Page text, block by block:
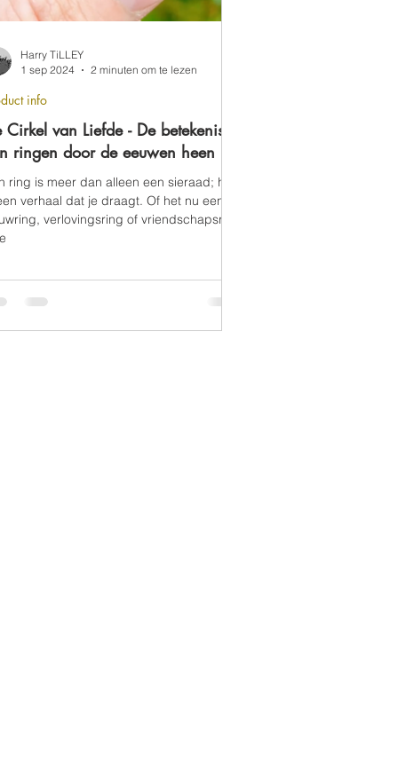
Cirkel van Liefde - De betekenis
ringen door de eeuwen heen
ring is meer dan alleen een sieraad; het
verhaal dat je draagt. Of het nu een
verlovingsring of vriendschapsring
info
Harry TiLLEY
1 sep 2024
2 minuten om te lezen